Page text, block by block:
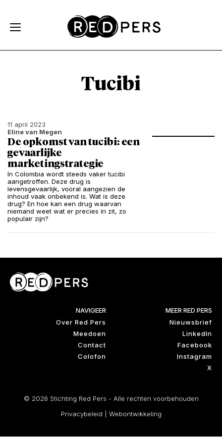
Tucibi
11 april 2023
Eline van Megen
De opkomst van tucibi: een
gevaarlijke
marketingstrategie
In Colombia wordt steeds vaker tucibi
aangetroffen. Deze drug is
levensgevaarlijk, vooral aangezien de
inhoud vaak onbekend is. Wat is deze
drug? En hoe kan een drug waarvan
niemand weet wat er precies in zit, zo
populair zijn?
NAVIGEER
Over Red Pers
Meedoen
Contact
Colofon
MEER RED PERS
Nieuwsbrief
LinkedIn
Facebook
Instagram
X
© 2026 Stichting Red Pers - Alle rechten voorbehouden
Privacybeleid
Webontwikkeling